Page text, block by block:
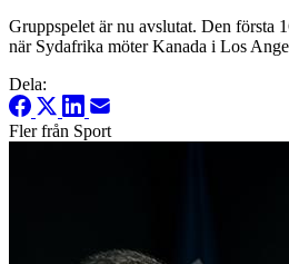
Gruppspelet är nu avslutat. Den första
när Sydafrika möter Kanada i Los
Dela:
Fler från Sport